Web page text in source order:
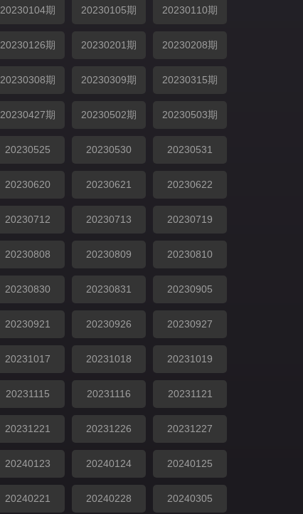
20230104期 20230105期 20230110期
20230126期 20230201期 20230208期
20230308期 20230309期 20230315期
20230427期 20230502期 20230503期
20230525 20230530 20230531
20230620 20230621 20230622
20230712 20230713 20230719
20230808 20230809 20230810
20230830 20230831 20230905
20230921 20230926 20230927
20231017 20231018 20231019
20231115 20231116 20231121
20231221 20231226 20231227
20240123 20240124 20240125
20240221 20240228 20240305